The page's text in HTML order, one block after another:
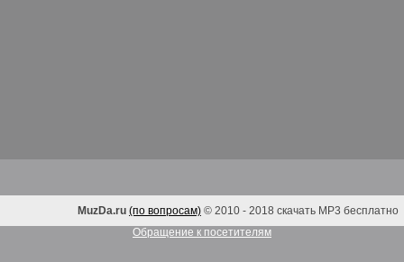
MuzDa.ru (по вопросам) © 2010 - 2018 скачать MP3 бесплатно
Обращение к посетителям